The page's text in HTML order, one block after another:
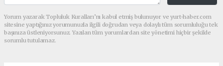
Yorum yazarak Topluluk Kuralları’nı kabul etmiş bulunuyor ve yurt-haber.com
sitesine yaptığınız yorumunuzla ilgili doğrudan veya dolaylı tüm sorumluluğu tek
başınıza üstleniyorsunuz. Yazılan tüm yorumlardan site yönetimi hiçbir şekilde
sorumlu tutulamaz.